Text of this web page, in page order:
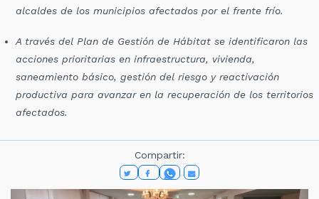
alcaldes de los municipios afectados por el frente frío.
A través del Plan de Gestión de Hábitat se identificaron las
acciones prioritarias en infraestructura, vivienda,
saneamiento básico, gestión del riesgo y reactivación
productiva para avanzar en la recuperación de los territorios
afectados.
Compartir: